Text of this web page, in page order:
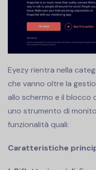
Eyezy rientra nella
che vanno oltre la
allo schermo e il blocco
uno strumento di
funzionalità quali:
Caratteristiche